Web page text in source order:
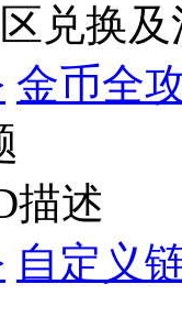
兑换及
金币全
描述
自定义